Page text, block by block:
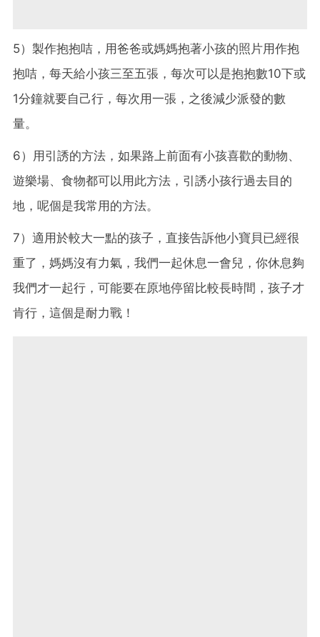
5）製作抱抱咭，用爸爸或媽媽抱著小孩的照片用作抱
抱咭，每天給小孩三至五張，每次可以是抱抱數10下或
1分鐘就要自己行，每次用一張，之後減少派發的數
量。
6）用引誘的方法，如果路上前面有小孩喜歡的動物、
遊樂場、食物都可以用此方法，引誘小孩行過去目的
地，呢個是我常用的方法。
7）適用於較大一點的孩子，直接告訴他小寶貝已經很
重了，媽媽沒有力氣，我們一起休息一會兒，你休息夠
我們才一起行，可能要在原地停留比較長時間，孩子才
肯行，這個是耐力戰！